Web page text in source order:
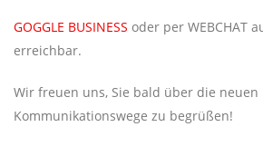
GOGGLE BUSINESS oder per WEBCHAT
erreichbar.
Wir freuen uns, Sie bald über die neuen
Kommunikationswege zu begrüßen!